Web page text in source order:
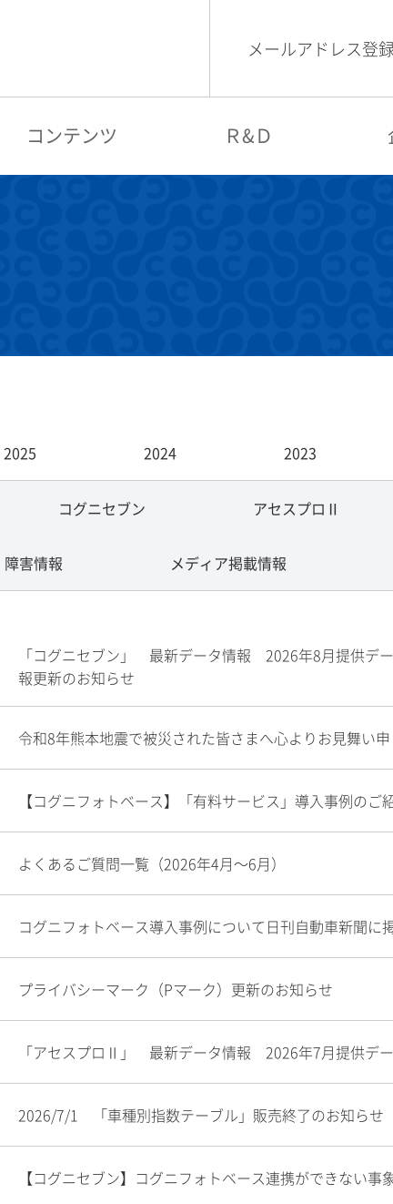
メールアドレス登
コンテンツ Ｒ&Ｄ
2025 2024 2023
コグニセブン アセスプロⅡ
障害情報 メディア掲載情報
「コグニセブン」 最新データ情報 2026年8月提供デ
報更新のお知らせ
令和8年熊本地震で被災された皆さまへ心よりお見舞い
【コグニフォトベース】「有料サービス」導入事例のご
よくあるご質問一覧（2026年4月～6月）
コグニフォトベース導入事例について日刊自動車新聞に
プライバシーマーク（Pマーク）更新のお知らせ
「アセスプロⅡ」 最新データ情報 2026年7月提供デ
2026/7/1 「車種別指数テーブル」販売終了のお知らせ
【コグニセブン】コグニフォトベース連携ができない事